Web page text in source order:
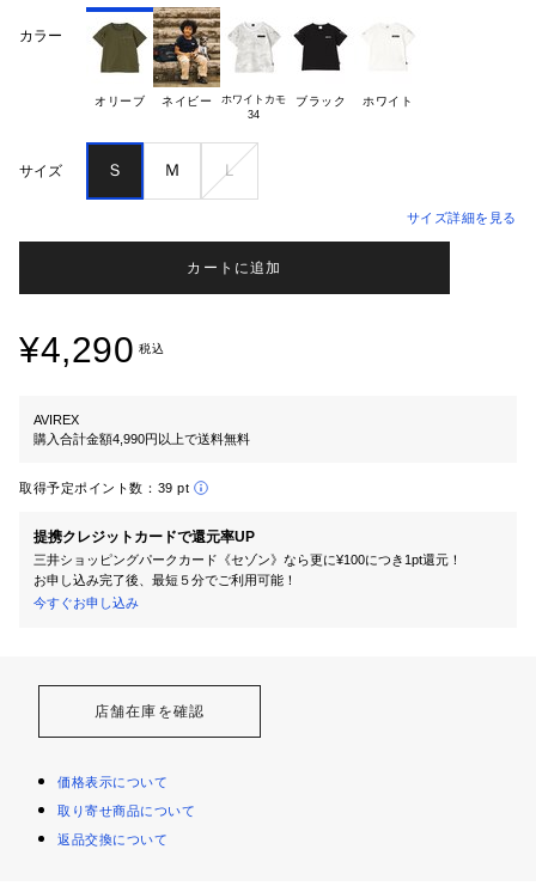
カラー
オリーブ ネイビー
ホワイトカモ
ブラック ホワイト
サイズ Ｓ Ｍ Ｌ
サイズ詳細を見る
カートに追加
¥4,290 税込
AVIREX
購入合計金額4,990円以上で送料無料
取得予定ポイント数： 39 pt
提携クレジットカードで還元率UP
三井ショッピングパークカード《セゾン》なら更に¥100につき1pt還元！
お申し込み完了後、最短５分でご利用可能！
今すぐお申し込み
店舗在庫を確認
価格表示について
取り寄せ商品について
返品交換について